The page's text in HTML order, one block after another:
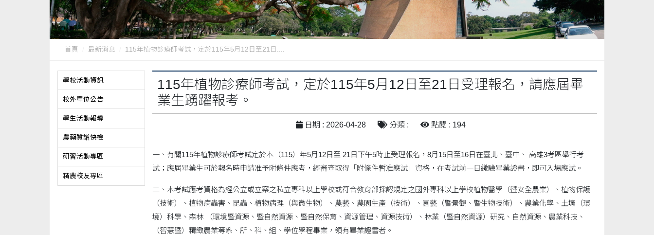
首頁 最新消息 115年植物診療師考試，定於115年5月12日至21日....
學校活動資訊
校外單位公告
學生活動報導
農藥質譜快檢
研習活動專區
精農校友專區
115年植物診療師考試，定於115年5月12日至21日受理報名，請應屆畢
業生踴躍報考。
日期 : 2026-04-28 分類 : 點閱 : 194
一、有關115年植物診療師考試定於本（115）年5月12日至 21日下午5時止受理報名，8月15日至16日在臺北、臺中、 高雄3考區舉行考
試；應屆畢業生可於報名時申請准予附條件應考，經審查取得「附條件暫准應試」資格，在考試前一日繳驗畢業證書，即可入場應試。
二、本考試應考資格為經公立或立案之私立專科以上學校或符合教育部採認規定之國外專科以上學校植物醫學（暨安全農業）、植物保護
（技術）、植物病蟲害、昆蟲、植物病理（與微生物）、農藝、農園生產（技術）、園藝（暨景觀、暨生物技術）、農業化學、土壤（環
境）科學、森林 （環境暨資源、暨自然資源、暨自然保育、資源管理、資源技術）、林業（暨自然資源）研究、自然資源、農業科技、
（智慧暨）精緻農業等系、所、科、組、學位學程畢業，領有畢業證書者。